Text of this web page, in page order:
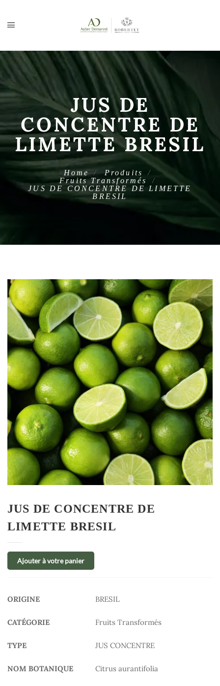
JUS DE
CONCENTRE DE
LIMETTE BRESIL
Home
Produits
Fruits Transformés
JUS DE CONCENTRE DE LIMETTE
BRESIL
JUS DE CONCENTRE DE
LIMETTE BRESIL
Ajouter à votre panier
ORIGINE BRESIL
CATÉGORIE Fruits Transformés
TYPE JUS CONCENTRE
NOM BOTANIQUE Citrus aurantifolia